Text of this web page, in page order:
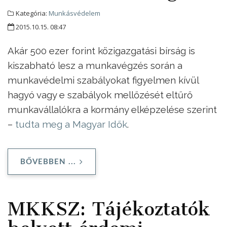
Kategória: Munkásvédelem
2015.10.15. 08:47
Akár 500 ezer forint közigazgatási bírság is
kiszabható lesz a munkavégzés során a
munkavédelmi szabályokat figyelmen kívül
hagyó vagy e szabályok mellőzését eltűrő
munkavállalókra a kormány elképzelése szerint
– tudta meg a Magyar Idők.
BŐVEBBEN ...
MKKSZ: Tájékoztatók